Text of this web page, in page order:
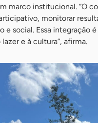
marco institucional. “O
monitorar
social. Essa integração
e à cultura”, afirma.